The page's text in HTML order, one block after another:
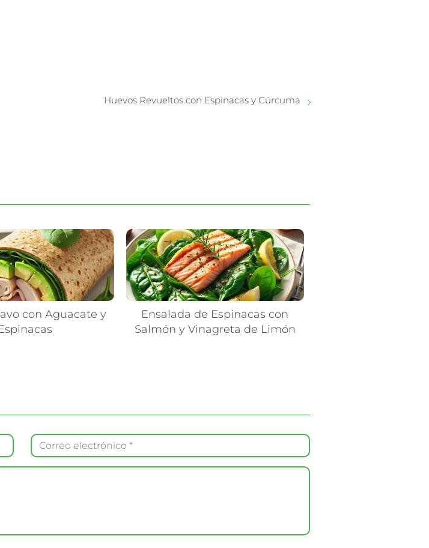
Huevos Revueltos con Espinacas y Cúrcuma
con Aguacate y
Ensalada de Espinacas con
Salmón y Vinagreta de Limón